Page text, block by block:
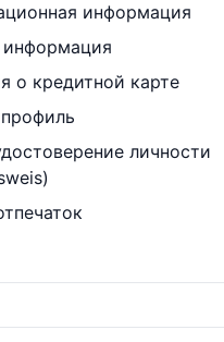
информация
информация
о кредитной карте
личности